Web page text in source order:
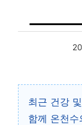
최근 건강
함께 온천